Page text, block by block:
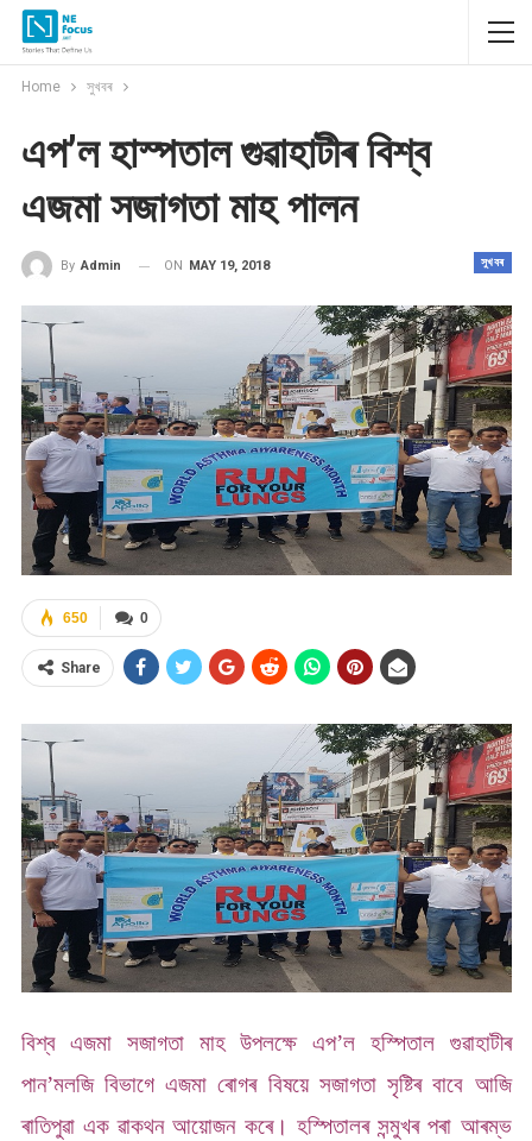
Home সুখবৰ
এপ’ল হাস্পতাল গুৱাহাটীৰ বিশ্ব
এজমা সজাগতা মাহ পালন
সুখবৰ
By Admin ON MAY 19, 2018
0
650
Share
বিশ্ব এজমা সজাগতা মাহ উপলক্ষে এপ’ল হস্পিতাল গুৱাহাটীৰ
পান’মলজি বিভাগে এজমা ৰোগৰ বিষয়ে সজাগতা সৃষ্টিৰ বাবে আজি
ৰাতিপুৱা এক ৱাকথন আয়োজন কৰে। হস্পিতালৰ সন্মুখৰ পৰা আৰম্ভ